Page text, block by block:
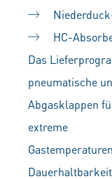
HC-
Das
pneumatische
Abgasklappen
extreme